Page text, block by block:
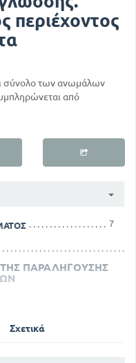
περιέχοντος
σύνολο των ανωμάλων
από
7
ΠΑΡΑΛΗΓΟΥΣΗΣ
Σχετικά